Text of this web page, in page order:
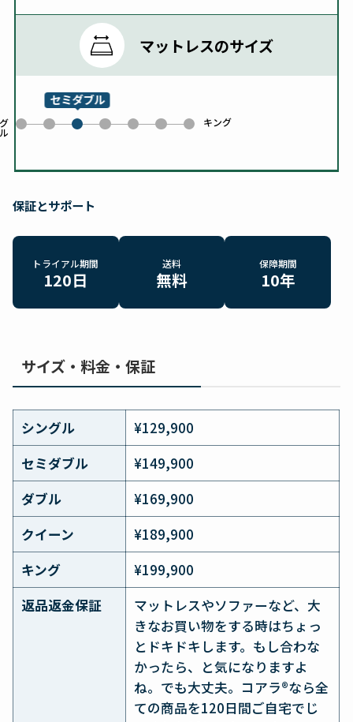
マットレスのサイズ
ル
0
1
2
セミダブル
3 4 5 キング
6
保証とサポート
トライアル期間
120日
送料
無料
保障期間
10年
サイズ・料金・保証
シングル
¥129,900
セミダブル
¥149,900
ダブル
¥169,900
クイーン
¥189,900
キング
¥199,900
返品返金保証
マットレスやソファーなど、大
きなお買い物をする時はちょっ
とドキドキします。もし合わな
かったら、と気になりますよ
ね。でも大丈夫。コアラ®なら全
ての商品を120日間ご自宅でじ